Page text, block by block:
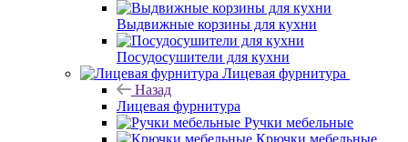
Выдвижные корзины для кухни
Посудосушители для кухни
Лицевая фурнитура
Назад
Лицевая фурнитура
Ручки мебельные
Крючки мебельные